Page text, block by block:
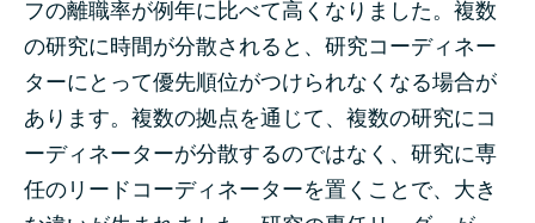
フの離職率が例年に比べて高くなりました。複数
の研究に時間が分散されると、研究コーディネー
ターにとって優先順位がつけられなくなる場合が
あります。複数の拠点を通じて、複数の研究にコ
ーディネーターが分散するのではなく、研究に専
任のリードコーディネーターを置くことで、大き